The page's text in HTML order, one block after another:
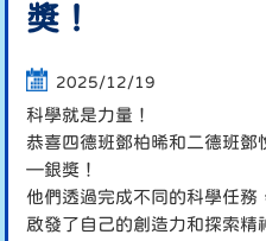
獎！
2025/12/19
科學就是力量！
恭喜四德班鄧柏晞和二德班鄧
—銀獎！
他們透過完成不同的科學任務
啟發了自己的創造力和探索精